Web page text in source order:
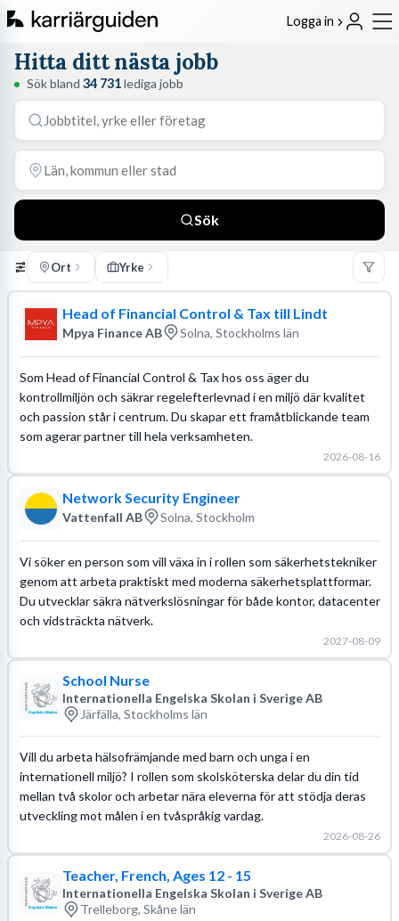
Logga in
Hitta ditt nästa jobb
Sök bland 34 731lediga jobb
Sök
Ort Yrke
Head of Financial Control & Tax till Lindt
Mpya Finance AB Solna, Stockholms län
Som Head of Financial Control & Tax hos oss äger du
kontrollmiljön och säkrar regelefterlevnad i en miljö där kvalitet
och passion står i centrum. Du skapar ett framåtblickande team
som agerar partner till hela verksamheten.
2026-08-16
Network Security Engineer
Vattenfall AB Solna, Stockholm
Vi söker en person som vill växa in i rollen som säkerhetstekniker
genom att arbeta praktiskt med moderna säkerhetsplattformar.
Du utvecklar säkra nätverkslösningar för både kontor, datacenter
och vidsträckta nätverk.
2027-08-09
School Nurse
Internationella Engelska Skolan i Sverige AB
Järfälla, Stockholms län
Vill du arbeta hälsofrämjande med barn och unga i en
internationell miljö? I rollen som skolsköterska delar du din tid
mellan två skolor och arbetar nära eleverna för att stödja deras
utveckling mot målen i en tvåspråkig vardag.
2026-08-26
Teacher, French, Ages 12 - 15
Internationella Engelska Skolan i Sverige AB
Trelleborg, Skåne län